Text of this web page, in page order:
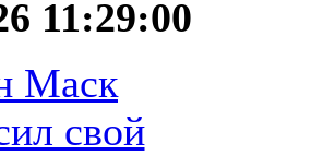
11:29:00
Маск
свой